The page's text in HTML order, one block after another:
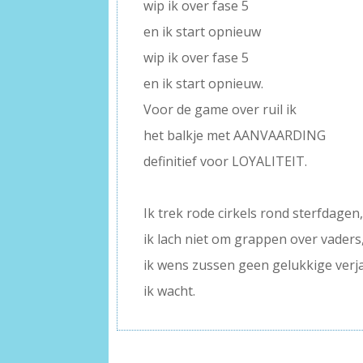
wip ik over fase 5
en ik start opnieuw
wip ik over fase 5
en ik start opnieuw.
Voor de game over ruil ik
het balkje met AANVAARDING
definitief voor LOYALITEIT.
Ik trek rode cirkels rond sterfdagen,
ik lach niet om grappen over vaders,
ik wens zussen geen gelukkige
ik wacht.